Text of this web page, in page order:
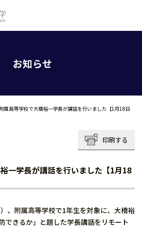
お知らせ
附属高等学校で大橋裕一学長が講話を行いました【1月18日
印刷する
一学長が講話を行いました【1月18
、附属高等学校で1年生を対象に、大橋裕
できるか」と題した学長講話をリモート